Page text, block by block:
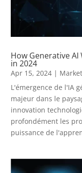
How Generative
in 2024
Apr 15, 2024 |
L'émergence de l'IA
majeur dans le
innovation
profondément les
puissance de